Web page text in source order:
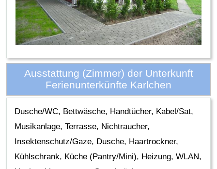
Ausstattung (Zimmer) der Unterkunft
Ferienunterkünfte Karlchen
Dusche/WC, Bettwäsche, Handtücher, Kabel/Sat,
Musikanlage, Terrasse, Nichtraucher,
Insektenschutz/Gaze, Dusche, Haartrockner,
Kühlschrank, Küche (Pantry/Mini), Heizung, WLAN,